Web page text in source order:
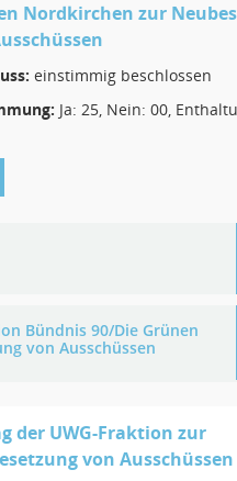
Nordkirchen zur
einstimmig beschlossen
Ja: 25, Nein: 00,
Bündnis 90/Die Grünen
von Ausschüssen
der UWG-Fraktion zur
von Ausschüssen